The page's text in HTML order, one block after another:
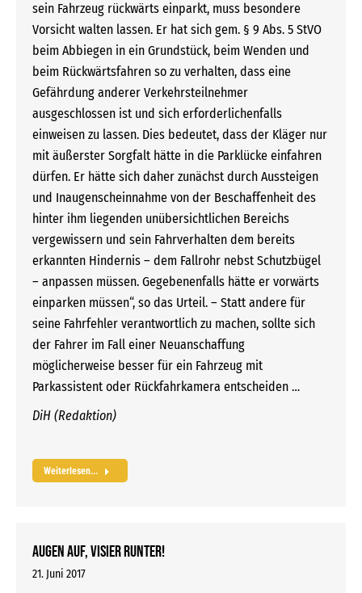
sein Fahrzeug rückwärts einparkt, muss besondere
Vorsicht walten lassen. Er hat sich gem. § 9 Abs. 5 StVO
beim Abbiegen in ein Grundstück, beim Wenden und
beim Rückwärtsfahren so zu verhalten, dass eine
Gefährdung anderer Verkehrsteilnehmer
ausgeschlossen ist und sich erforderlichenfalls
einweisen zu lassen. Dies bedeutet, dass der Kläger nur
mit äußerster Sorgfalt hätte in die Parklücke einfahren
dürfen. Er hätte sich daher zunächst durch Aussteigen
und Inaugenscheinnahme von der Beschaffenheit des
hinter ihm liegenden unübersichtlichen Bereichs
vergewissern und sein Fahrverhalten dem bereits
erkannten Hindernis – dem Fallrohr nebst Schutzbügel
– anpassen müssen. Gegebenenfalls hätte er vorwärts
einparken müssen“, so das Urteil. – Statt andere für
seine Fahrfehler verantwortlich zu machen, sollte sich
der Fahrer im Fall einer Neuanschaffung
möglicherweise besser für ein Fahrzeug mit
Parkassistent oder Rückfahrkamera entscheiden …
DiH (Redaktion)
Weiterlesen...
Augen auf, Visier runter!
21. Juni 2017